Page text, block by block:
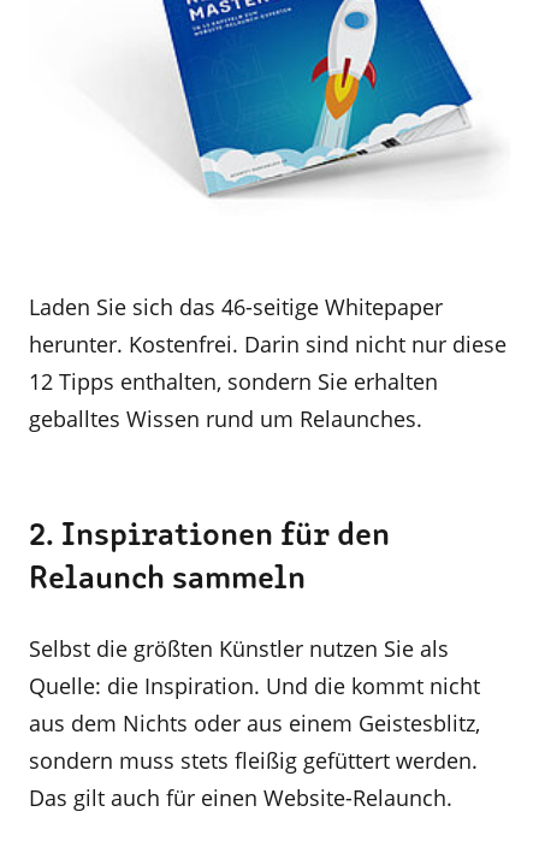
Laden Sie sich das 46-seitige Whitepaper
herunter. Kostenfrei. Darin sind nicht nur diese
12 Tipps enthalten, sondern Sie erhalten
geballtes Wissen rund um Relaunches.
2. Inspirationen für den
Relaunch sammeln
Selbst die größten Künstler nutzen Sie als
Quelle: die Inspiration. Und die kommt nicht
aus dem Nichts oder aus einem Geistesblitz,
sondern muss stets fleißig gefüttert werden.
Das gilt auch für einen Website-Relaunch.